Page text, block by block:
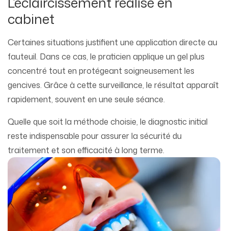
cabinet
Certaines situations justifient une application directe au
fauteuil. Dans ce cas, le praticien applique un gel plus
concentré tout en protégeant soigneusement les
gencives. Grâce à cette surveillance, le résultat apparaît
rapidement, souvent en une seule séance.
Quelle que soit la méthode choisie, le diagnostic initial
reste indispensable pour assurer la sécurité du
traitement et son efficacité à long terme.